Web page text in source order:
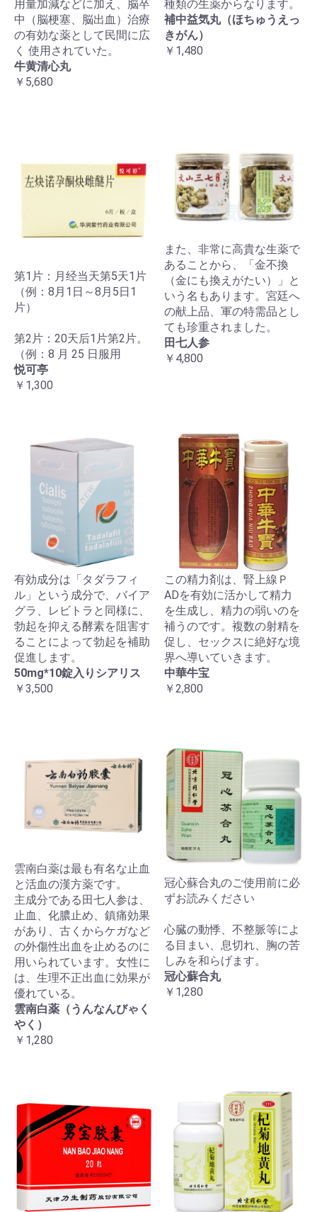
用量加減などに加え、脳卒
中（脳梗塞、脳出血）治療
の有効な薬として民間に広
く 使用されていた。
牛黄清心丸
￥5,680
種類の生薬からなります。
補中益気丸（ほちゅうえっ
きがん）
￥1,480
第1片：月经当天第5天1片
（例：8月1日～8月5日1
片）
第2片：20天后1片第2片。
（例：8 月 25 日服用
悦可亭
￥1,300
また、非常に高貴な生薬で
あることから、「金不換
（金にも換えがたい）」と
いう名もあります。宮廷へ
の献上品、軍の特需品とし
ても珍重されました。
田七人参
￥4,800
有効成分は「タダラフィ
ル」という成分で、バイア
グラ、レビトラと同様に、
勃起を抑える酵素を阻害す
ることによって勃起を補助
促進します。
50mg*10錠入りシアリス
￥3,500
この精力剤は、腎上線Ｐ
ADを有効に活かして精力
を生成し、精力の弱いのを
補うのです。複数の射精を
促し、セックスに絶好な境
界へ導いていきます。
中華牛宝
￥2,800
雲南白薬は最も有名な止血
と活血の漢方薬です。
主成分である田七人参は、
止血、化膿止め、鎮痛効果
があり、古くからケガなど
の外傷性出血を止めるのに
用いられています。女性に
は、生理不正出血に効果が
優れている。
雲南白薬（うんなんびゃく
やく）
￥1,280
冠心蘇合丸のご使用前に必
ずお読みください
心臓の動悸、不整脈等によ
る目まい、息切れ、胸の苦
しみを和らげます。
冠心蘇合丸
￥1,280